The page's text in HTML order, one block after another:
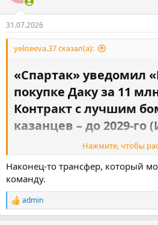
31.07.2026
yeliseeva.37 сказал(а):
«Спартак» уведомил
покупке Даку за 11
Контракт с лучшим
казанцев – до 2029-го
«Спартак» покупает Даку.
Мирлинд Дакупереходит в «Спартак
Инсайдер Иван Карпов утверждает,
направили «
нападающего за 11 млн евро. С 28-
Нажмите, чтобы
Наконец-то трансфер, который
команду.
Р
е
admin